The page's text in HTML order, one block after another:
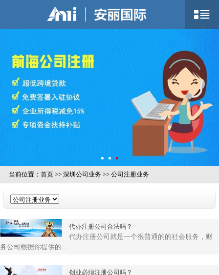
当前位置： 首页>> 深圳公司业务 >> 公司注册业务
代办注册公司合法吗？
代办注册公司就是一个很普通的的社会服务，财
务公司根据你提供的...
创业必须注册公司吗？